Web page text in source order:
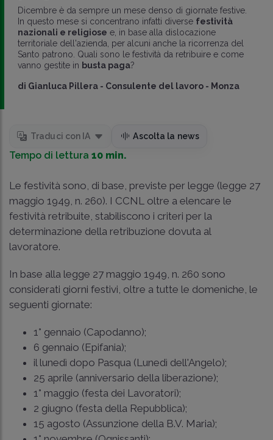
Dicembre è da sempre un mese denso di giornate festive.
In questo mese si concentrano infatti diverse festività
nazionali e religiose e, in base alla dislocazione
territoriale dell'azienda, per alcuni anche la ricorrenza del
Santo patrono. Quali sono le festività da retribuire e come
vanno gestite in busta paga?
di Gianluca Pillera - Consulente del lavoro - Monza
Traduci con IA Ascolta la news
Tempo di lettura 10 min.
Le festività sono, di base, previste per legge (legge 27
maggio 1949, n. 260). I CCNL oltre a elencare le
festività retribuite, stabiliscono i criteri per la
determinazione della retribuzione dovuta al
lavoratore.
In base alla legge 27 maggio 1949, n. 260 sono
considerati giorni festivi, oltre a tutte le domeniche, le
seguenti giornate:
1° gennaio (Capodanno);
6 gennaio (Epifania);
il lunedì dopo Pasqua (Lunedì dell'Angelo);
25 aprile (anniversario della liberazione);
1° maggio (festa dei Lavoratori);
2 giugno (festa della Repubblica);
15 agosto (Assunzione della B.V. Maria);